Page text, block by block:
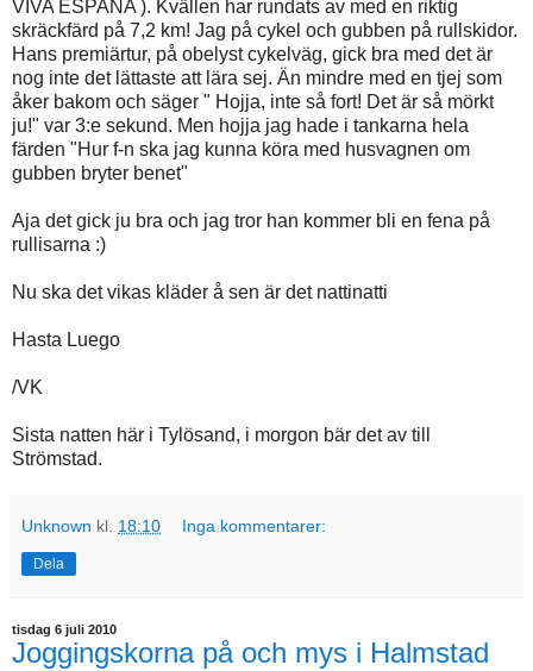
VIVA ESPANA ). Kvällen har rundats av med en riktig
skräckfärd på 7,2 km! Jag på cykel och gubben på rullskidor.
Hans premiärtur, på obelyst cykelväg, gick bra med det är
nog inte det lättaste att lära sej. Än mindre med en tjej som
åker bakom och säger " Hojja, inte så fort! Det är så mörkt
ju!" var 3:e sekund. Men hojja jag hade i tankarna hela
färden "Hur f-n ska jag kunna köra med husvagnen om
gubben bryter benet"
Aja det gick ju bra och jag tror han kommer bli en fena på
rullisarna :)
Nu ska det vikas kläder å sen är det nattinatti
Hasta Luego
/VK
Sista natten här i Tylösand, i morgon bär det av till
Strömstad.
Unknown kl. 18:10 Inga kommentarer:
Dela
tisdag 6 juli 2010
Joggingskorna på och mys i Halmstad